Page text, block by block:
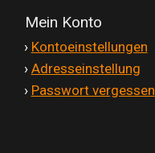
Widerruf
Datenschutzerklärung
Mein Konto
› Kontoeinstellungen
› Adresseinstellung
› Passwort vergessen